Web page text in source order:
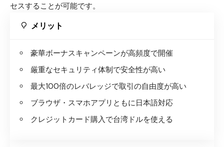
セスすることが可能です。
メリット
豪華ボーナスキャンペーンが高頻度で開催
厳重なセキュリティ体制で安全性が高い
最大100倍のレバレッジで取引の自由度が高い
ブラウザ・スマホアプリともに日本語対応
クレジットカード購入で台湾ドルを使える